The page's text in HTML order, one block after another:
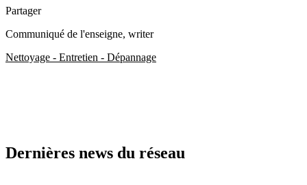
Partager
Communiqué de l'enseigne, writer
Nettoyage - Entretien - Dépannage
Dernières news du réseau